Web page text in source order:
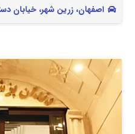
اصفهان، زرین شهر، خیابان